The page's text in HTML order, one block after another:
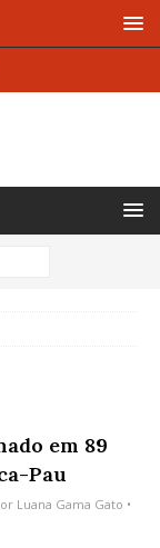
em 89
Pau
Luana Gama Gato •